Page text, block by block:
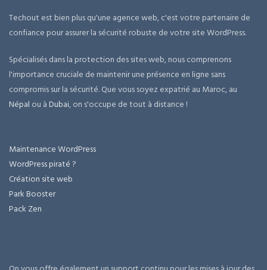
Techout est bien plus qu'une agence web, c'est votre partenaire de
confiance pour assurer la sécurité robuste de votre site WordPress.
Spécialisés dans la protection des sites web, nous comprenons
l'importance cruciale de maintenir une présence en ligne sans
compromis sur la sécurité. Que vous soyez expatrié au Maroc, au
Népal ou àDubai, on s'occupe de tout à distance !
Maintenance WordPress
WordPress piraté ?
Création site web
Park Booster
Pack Zen